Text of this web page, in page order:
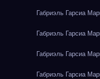
Габриэль Гарсиа
Габриэль Гарсиа
Габриэль Гарсиа
Габриэль Гарсиа